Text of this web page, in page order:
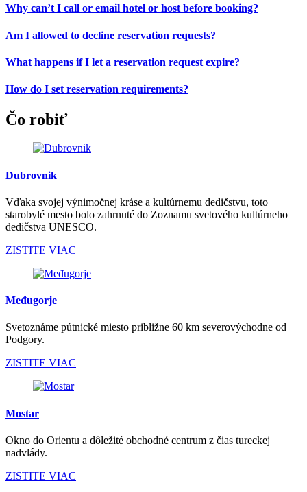
Why can’t I call or email hotel or host before booking?
Am I allowed to decline reservation requests?
What happens if I let a reservation request expire?
How do I set reservation requirements?
Čo robiť
Dubrovnik
Vďaka svojej výnimočnej kráse a kultúrnemu dedičstvu, toto
starobylé mesto bolo zahrnuté do Zoznamu svetového kultúrneho
dedičstva UNESCO.
ZISTITE VIAC
Međugorje
Svetoznáme pútnické miesto približne 60 km severovýchodne od
Podgory.
ZISTITE VIAC
Mostar
Okno do Orientu a dôležité obchodné centrum z čias tureckej
nadvlády.
ZISTITE VIAC